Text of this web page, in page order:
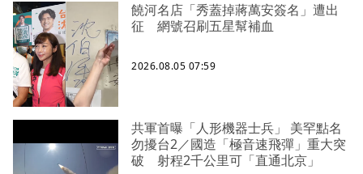
饒河名店「秀蓋掉蔣萬安簽名」遭出
征 網號召刷五星幫補血
2026.08.05 07:59
共軍首曝「人形機器士兵」 美罕點名
勿擾台2／國造「極音速飛彈」重大突
破 射程2千公里可「直通北京」